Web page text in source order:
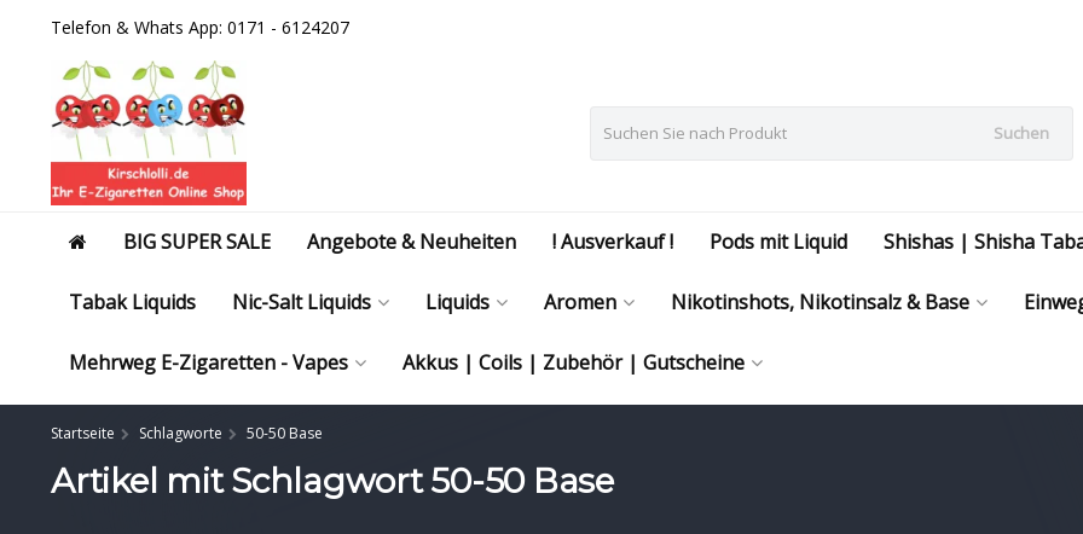
Telefon & Whats App: 0171 - 6124207
Suchen
BIG SUPER SALE Angebote & Neuheiten ! Ausverkauf ! Pods mit Liquid Shishas | Shisha
Tabak Liquids Nic-Salt Liquids Liquids Aromen Nikotinshots, Nikotinsalz & Base
Mehrweg E-Zigaretten - Vapes Akkus | Coils | Zubehör | Gutscheine
Startseite Schlagworte 50-50 Base
Artikel mit Schlagwort 50-50 Base